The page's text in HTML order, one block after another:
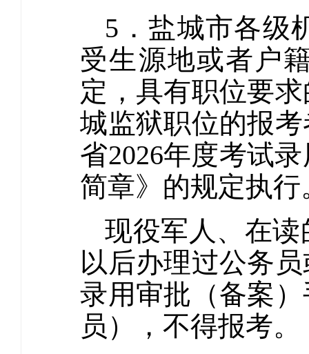
5．盐城市各级
受生源地或者户
定，具有职位要
城监狱职位的报
省2026年度考试
简章》的规定执行
现役军人、在读
以后办理过公务
录用审批（备案
员），不得报考。